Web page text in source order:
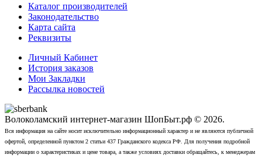
Каталог производителей
Законодательство
Карта сайта
Реквизиты
Личный Кабинет
История заказов
Мои Закладки
Рассылка новостей
Волоколамский интернет-магазин ШопБыт.рф © 2026.
Вся информация на сайте носит исключительно информационный характер и не являются публичной
офертой, определенной пунктом 2 статьи 437 Гражданского кодекса РФ. Для получения подробной
информации о характеристиках и цене товара, а также условиях доставки обращайтесь, к менеджерам